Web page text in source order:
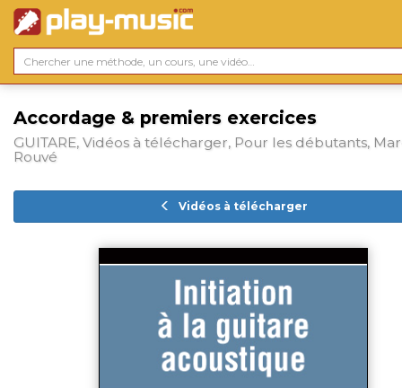
Accordage & premiers exercices
GUITARE, Vidéos à télécharger, Pour les débutants,
Rouvé
Vidéos à télécharger